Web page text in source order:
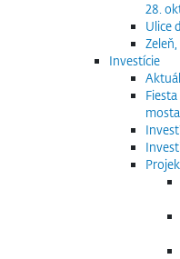
28.
Ulice
Investície
mosta